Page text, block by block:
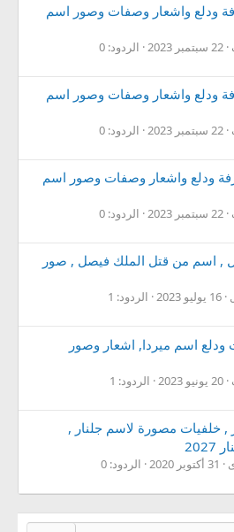
ودلع واشعار وصفات وصور اسم
22 سبتمبر 2023
الردود: 0
ودلع واشعار وصفات وصور اسم
22 سبتمبر 2023
الردود: 0
ودلع واشعار وصفات وصور اسم
22 سبتمبر 2023
الردود: 0
, اسم من قتل الملك فيصل , صور
16 يوليو 2023
الردود: 1
اسم ميردا, اشعار وصور
20 يونيو 2023
الردود: 1
, خلفيات مصورة لاسم جلنار ,
31 أكتوبر 2020
الردود: 0